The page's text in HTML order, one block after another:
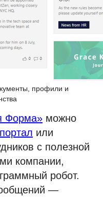
профили и
Форма» можно
или
с полезной
компании,
робот.
—